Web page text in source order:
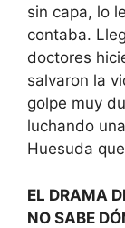
sin capa, lo
contaba.
doctores
salvaron la
golpe muy
luchando
Huesuda
EL DRAMA
NO SABE